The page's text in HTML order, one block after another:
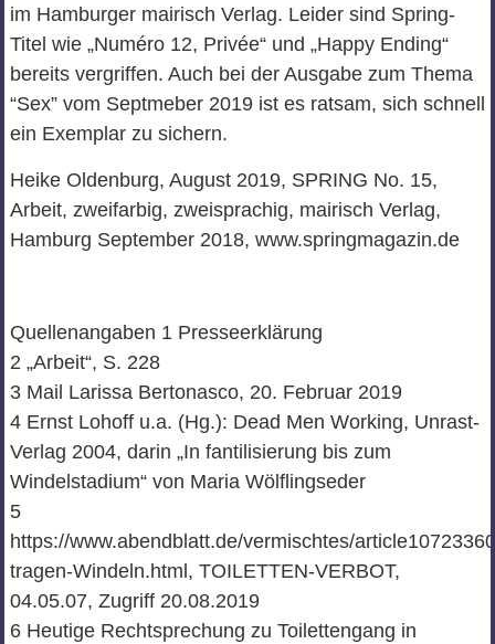
im Hamburger mairisch Verlag. Leider sind Spring-
Titel wie „Numéro 12, Privée“ und „Happy Ending“
bereits vergriffen. Auch bei der Ausgabe zum Thema
“Sex” vom Septmeber 2019 ist es ratsam, sich schnell
ein Exemplar zu sichern.
Heike Oldenburg, August 2019, SPRING No. 15,
Arbeit, zweifarbig, zweisprachig, mairisch Verlag,
Hamburg September 2018, www.springmagazin.de
Quellenangaben 1 Presseerklärung
2 „Arbeit“, S. 228
3 Mail Larissa Bertonasco, 20. Februar 2019
4 Ernst Lohoff u.a. (Hg.): Dead Men Working, Unrast-
Verlag 2004, darin „In fantilisierung bis zum
Windelstadium“ von Maria Wölflingseder
5
https://www.abendblatt.de/vermischtes/
tragen-Windeln.html, TOILETTEN-VERBOT,
04.05.07, Zugriff 20.08.2019
6 Heutige Rechtsprechung zu Toilettengang in